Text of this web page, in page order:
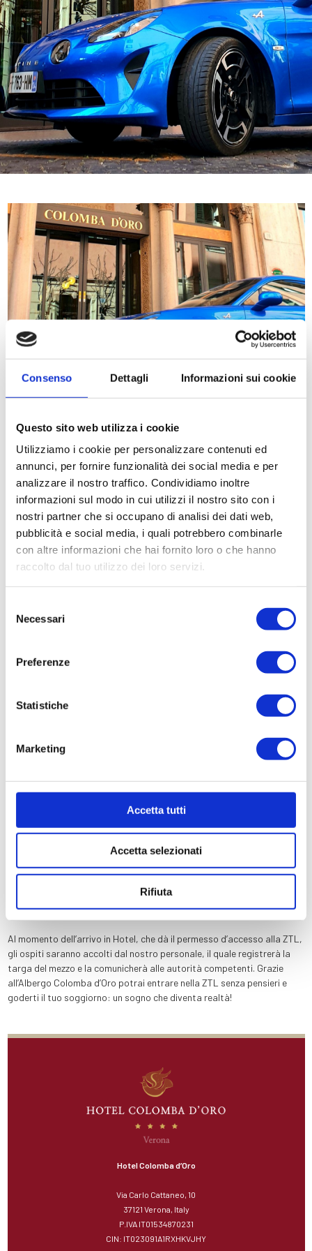
Consenso Dettagli Informazioni sui cookie
Questo sito web utilizza i cookie
Utilizziamo i cookie per personalizzare contenuti ed
annunci, per fornire funzionalità dei social media e per
analizzare il nostro traffico. Condividiamo inoltre
informazioni sul modo in cui utilizzi il nostro sito con i
nostri partner che si occupano di analisi dei dati web,
pubblicità e social media, i quali potrebbero combinarle
con altre informazioni che hai fornito loro o che hanno
raccolto dal tuo utilizzo dei loro servizi.
delNecessari
Preferenze
Statistiche
Marketing
Accetta tutti
Accetta selezionati
Rifiuta
L'Hotel con parcheggio privato
in centro a Verona
Custodito, privato, coperto e riservato ai clienti dell’Hotel Colomba
d’Oro: il nostro garage, situato a fianco della Struttura alberghiera, è
inserito nel palazzo storico adiacente alla stessa. Il parcheggio
custodito si trova nel pieno del centro storico e a pochi passi
farne richiesta al momento della prenotazione, o comunque il prima
Benvenuto in ZTL senza
pensieri!
Al momento dell’arrivo in Hotel, che dà il permesso d’accesso alla ZTL,
gli ospiti saranno accolti dal nostro personale, il quale registrerà la
targa del mezzo e la comunicherà alle autorità competenti. Grazie
all’Albergo Colomba d’Oro potrai entrare nella ZTL senza pensieri e
goderti il tuo soggiorno: un sogno che diventa realtà!
Storia
Camere
News & Offerte
Servizi
Hotel Colomba d’Oro
Via Carlo Cattaneo, 10
37121 Verona, Italy
P.IVA IT01534870231
CIN: IT023091A1RXHKVJHY